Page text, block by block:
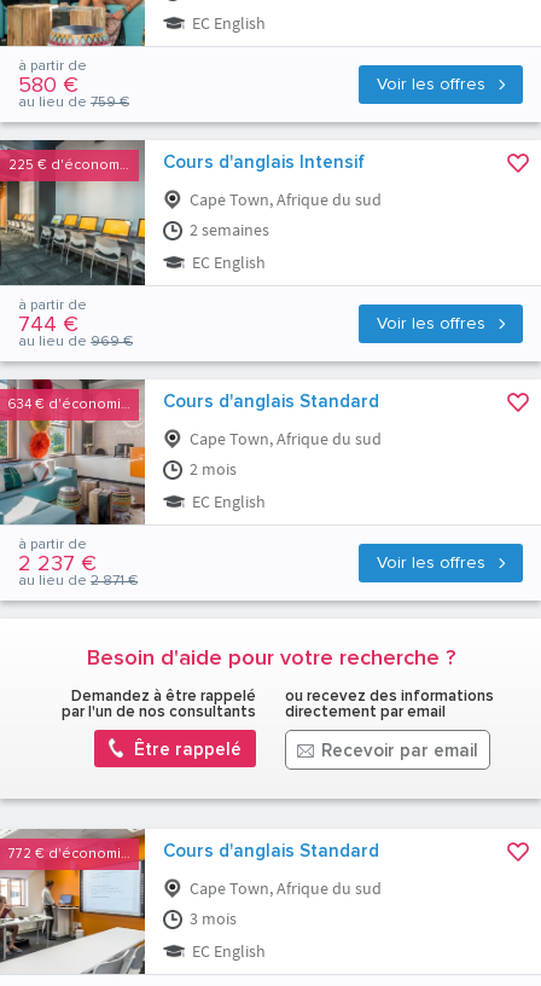
EC English
Voir les offres
à partir de
580 €
au lieu de 759 €
225 € d'économies Cours d'anglais Intensif
Cape Town, Afrique du sud
2 semaines
EC English
Voir les offres
à partir de
744 €
au lieu de 969 €
634 € d'économies Cours d'anglais Standard
Cape Town, Afrique du sud
2 mois
EC English
Voir les offres
à partir de
2 237 €
au lieu de 2 871 €
Besoin d'aide pour votre recherche ?
Demandez à être rappelé
par l'un de nos consultants
Être rappelé
ou recevez des informations
directement par email
Recevoir par email
772 € d'économies Cours d'anglais Standard
Cape Town, Afrique du sud
3 mois
EC English